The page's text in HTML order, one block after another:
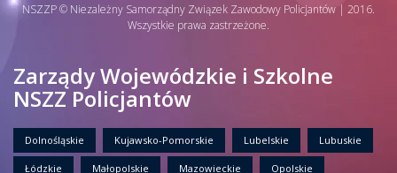
NSZZP © Niezależny Samorządny Związek Zawodowy Policjantów | 2016.
Wszystkie prawa zastrzeżone.
Zarządy Wojewódzkie i Szkolne
NSZZ Policjantów
Dolnośląskie Kujawsko-Pomorskie Lubelskie Lubuskie
Łódzkie Małopolskie Mazowieckie Opolskie